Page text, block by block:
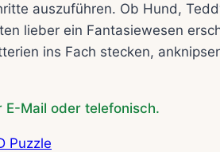
auszuführen. Ob Hund,
lieber ein Fantasiewesen
ins Fach stecken,
E-Mail oder telefonisch.
Puzzle